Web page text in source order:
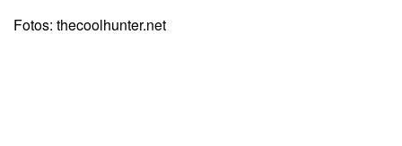
Fotos: thecoolhunter.net